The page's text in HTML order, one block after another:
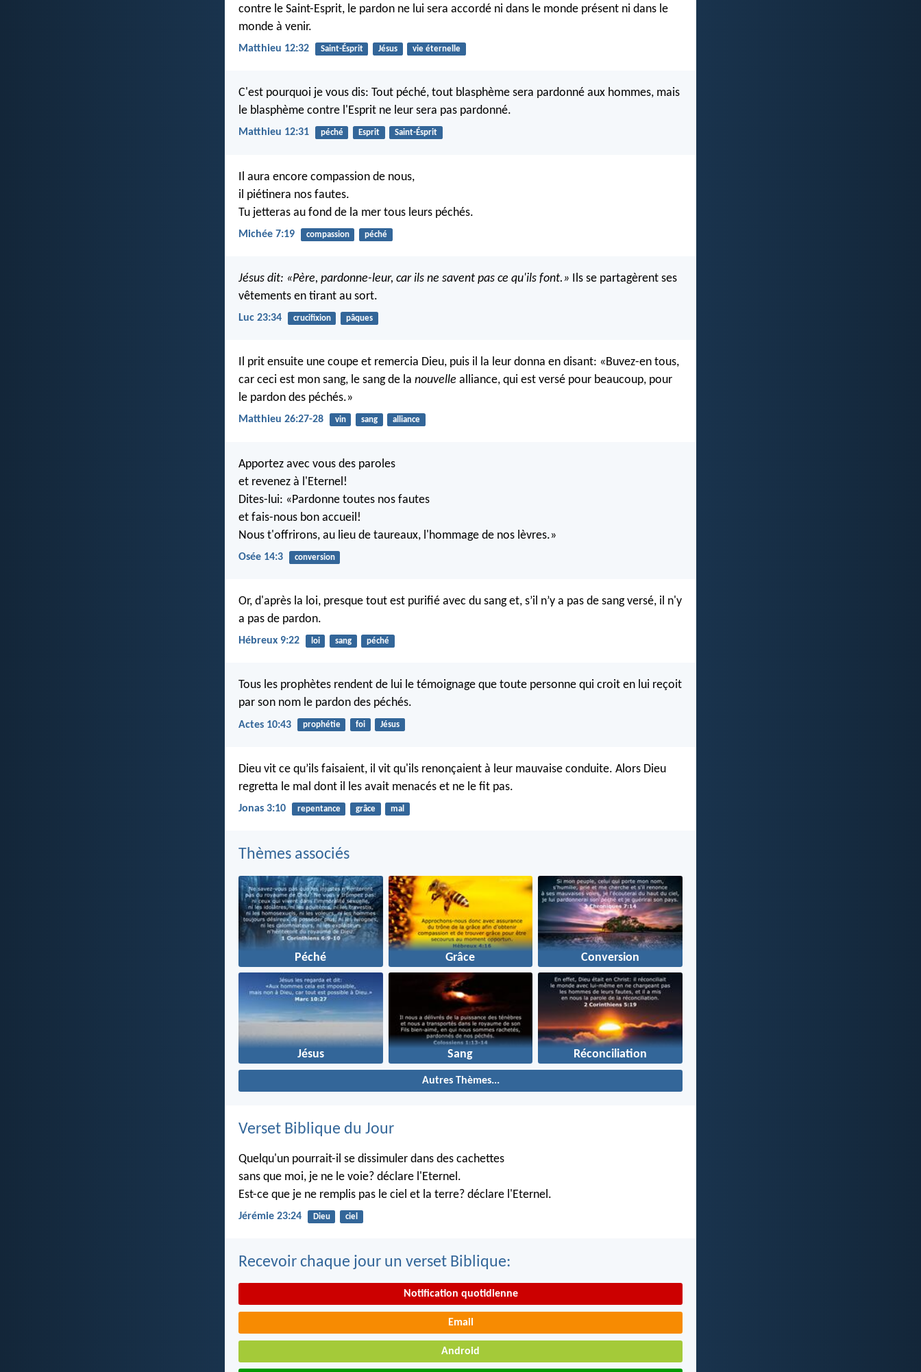
contre le Saint-Esprit, le pardon ne lui sera accordé ni dans le monde présent ni dans le
monde à venir.
Matthieu 12:32 Saint-Ésprit Jésus vie éternelle
C'est pourquoi je vous dis: Tout péché, tout blasphème sera pardonné aux hommes, mais
le blasphème contre l'Esprit ne leur sera pas pardonné.
Matthieu 12:31 péché Esprit Saint-Ésprit
Il aura encore compassion de nous,
il piétinera nos fautes.
Tu jetteras au fond de la mer tous leurs péchés.
Michée 7:19 compassion péché
Jésus dit: «Père, pardonne-leur, car ils ne savent pas ce qu'ils font.» Ils se partagèrent ses
vêtements en tirant au sort.
Luc 23:34 crucifixion pâques
Il prit ensuite une coupe et remercia Dieu, puis il la leur donna en disant: «Buvez-en tous,
car ceci est mon sang, le sang de la nouvelle alliance, qui est versé pour beaucoup, pour
le pardon des péchés.»
Matthieu 26:27-28 vin sang alliance
Apportez avec vous des paroles
et revenez à l'Eternel!
Dites-lui: «Pardonne toutes nos fautes
et fais-nous bon accueil!
Nous t'offrirons, au lieu de taureaux, l'hommage de nos lèvres.»
Osée 14:3 conversion
Or, d'après la loi, presque tout est purifié avec du sang et, s’il n’y a pas de sang versé, il n'y
a pas de pardon.
Hébreux 9:22 loi sang péché
Tous les prophètes rendent de lui le témoignage que toute personne qui croit en lui reçoit
par son nom le pardon des péchés.
Actes 10:43 prophétie foi Jésus
Dieu vit ce qu’ils faisaient, il vit qu'ils renonçaient à leur mauvaise conduite. Alors Dieu
regretta le mal dont il les avait menacés et ne le fit pas.
Jonas 3:10 repentance grâce mal
Thèmes associés
Péché Grâce Conversion
Jésus Sang Réconciliation
Autres Thèmes...
Verset Biblique du Jour
Quelqu'un pourrait-il se dissimuler dans des cachettes
sans que moi, je ne le voie? déclare l'Eternel.
Est-ce que je ne remplis pas le ciel et la terre? déclare l'Eternel.
Jérémie 23:24 Dieu ciel
Recevoir chaque jour un verset Biblique:
Notification quotidienne
Email
Android